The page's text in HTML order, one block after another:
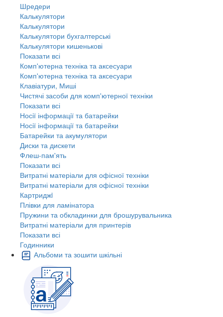
Шредери
Калькулятори
Калькулятори
Калькулятори бухгалтерські
Калькулятори кишенькові
Показати всі
Комп'ютерна техніка та аксесуари
Комп'ютерна техніка та аксесуари
Клавіатури, Миші
Чистячі засоби для комп'ютерної техніки
Показати всі
Носії інформації та батарейки
Носії інформації та батарейки
Батарейки та акумулятори
Диски та дискети
Флеш-пам'ять
Показати всі
Витратні матеріали для офісної техніки
Витратні матеріали для офісної техніки
Картриджi
Плівки для ламінатора
Пружини та обкладинки для брошурувальника
Витратні матеріали для принтерів
Показати всі
Годинники
Альбоми та зошити шкільні